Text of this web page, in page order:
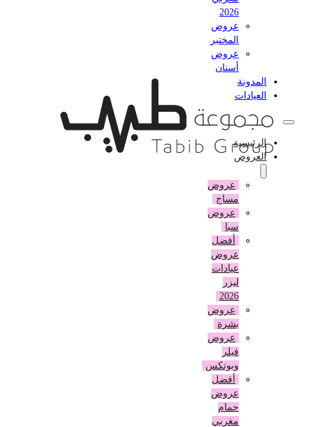
عروض
المختبر
عروض
أسنان
المدونة
العيادات
الرئيسية
العروض
عروض
مساج
عروض
أفضل
عروض
عيادات
عروض
بشرة
عروض
وبوتكس
أفضل
عروض
حمام
مغربي